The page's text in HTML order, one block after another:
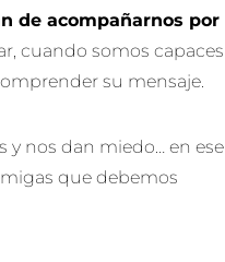
de acompañarnos por
cuando somos capaces
su mensaje.
y nos dan miedo… en ese
que debemos